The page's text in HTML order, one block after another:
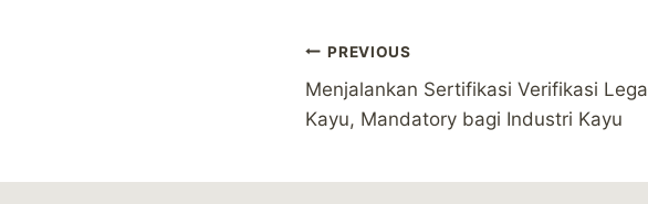
Post
navigation
PREVIOUS
Menjalankan Sertifikasi Verifikasi
Kayu, Mandatory bagi Industri Kayu